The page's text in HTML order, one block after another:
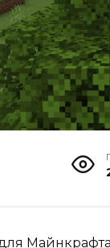
Майнкрафта